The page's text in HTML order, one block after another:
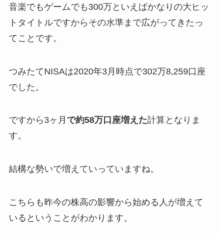
音楽でもゲームでも300万といえばかなりの大ヒッ
トタイトルですからその水準まで広がってきたっ
てことです。
つみたてNISAは2020年3月時点で302万8,259口座
でした。
ですから3ヶ月 で約58万口座増えた計算となりま
す。
結構な勢いで増えていっていますね。
こちらも昨今の株高の影響から始める人が増えて
いるということがわかります。